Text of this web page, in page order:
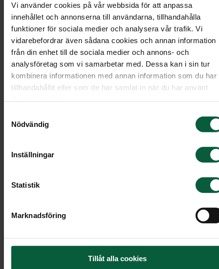
Vi använder cookies på vår webbsida för att anpassa
innehållet och annonserna till användarna, tillhandahålla
funktioner för sociala medier och analysera vår trafik. Vi
vidarebefordrar även sådana cookies och annan information
från din enhet till de sociala medier och annons- och
analysföretag som vi samarbetar med. Dessa kan i sin tur
kombinera informationen med annan information som du har
tillhandahållit eller som de har samlat in när du har använt
Nödvändig
Inställningar
Statistik
Marknadsföring
Tillåt alla cookies
Hjärta - Blommande kärlek,
Hjärta - Blommande kärlek,
slingrande murgröna.